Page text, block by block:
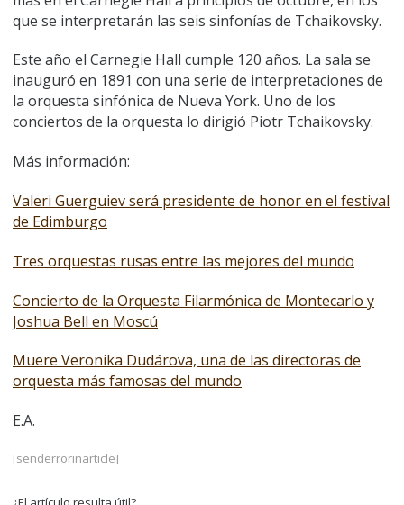
que se interpretarán las seis sinfonías de Tchaikovsky.
Este año el Carnegie Hall cumple 120 años. La sala se
inauguró en 1891 con una serie de interpretaciones de
la orquesta sinfónica de Nueva York. Uno de los
conciertos de la orquesta lo dirigió Piotr Tchaikovsky.
Más información:
Valeri Guerguiev será presidente de honor en el festival
de Edimburgo
Tres orquestas rusas entre las mejores del mundo
Concierto de la Orquesta Filarmónica de Montecarlo y
Joshua Bell en Moscú
Muere Veronika Dudárova, una de las directoras de
orquesta más famosas del mundo
E.A.
[senderrorinarticle]